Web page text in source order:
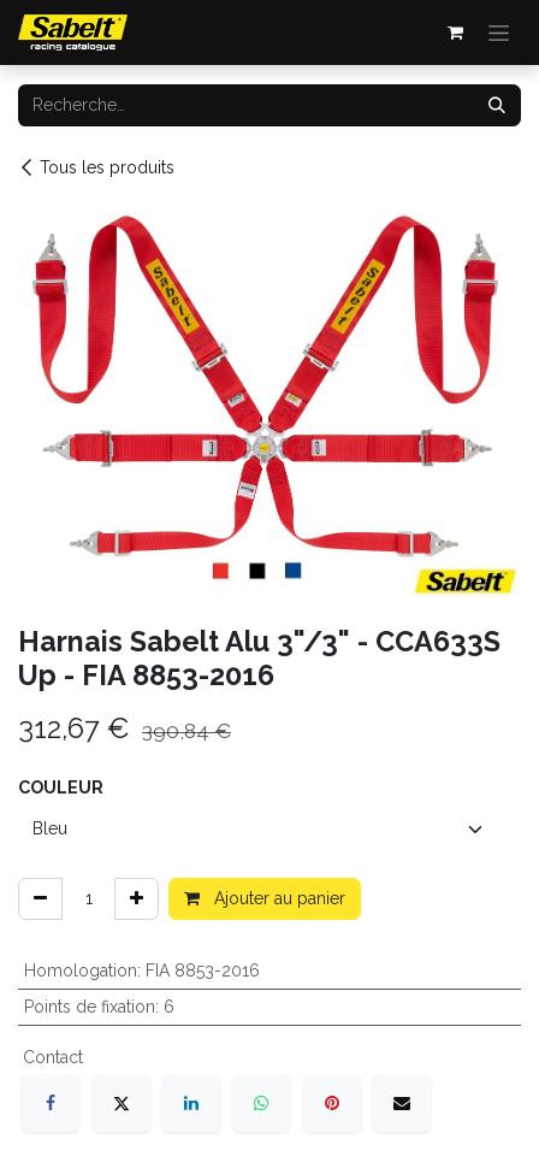
Se rendre au contenu
Tous les produits
Harnais Sabelt Alu 3"/3" - CCA633S
Up - FIA 8853-2016
312,67 € 390,84€
COULEUR
Ajouter au panier
Homologation: FIA 8853-2016
Points de fixation: 6
Contact